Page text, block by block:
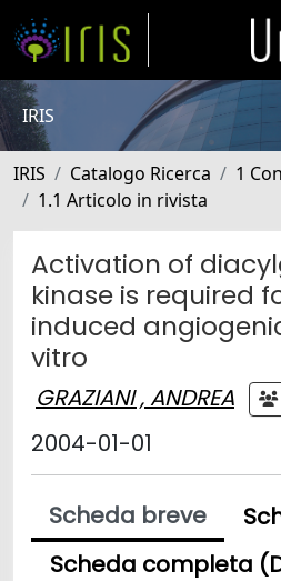
IRIS
IRIS Catalogo Ricerca
1
1.1 Articolo in rivista
Activation of
kinase is required
induced
vitro
GRAZIANI , ANDREA
2004-01-01
Scheda breve
Scheda completa